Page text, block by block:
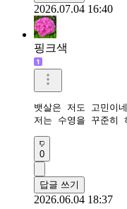
2026.07.04 16:40
핑크색
뱃살은 저도 고민이
저는 수영을 꾸준히
0
답글 쓰기
2026.06.04 18:37